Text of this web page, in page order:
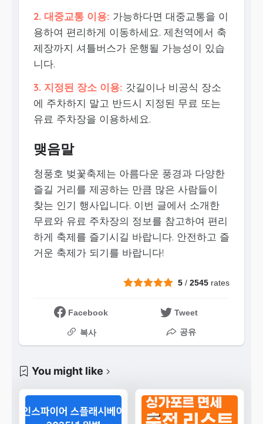
2. 대중교통 이용: 가능하다면 대중교통을 이
용하여 편리하게 이동하세요. 제천역에서 축
제장까지 셔틀버스가 운행될 가능성이 있습
니다.
3. 지정된 장소 이용: 갓길이나 비공식 장소
에 주차하지 말고 반드시 지정된 무료 또는
유료 주차장을 이용하세요.
맺음말
청풍호 벚꽃축제는 아름다운 풍경과 다양한
즐길 거리를 제공하는 만큼 많은 사람들이
찾는 인기 행사입니다. 이번 글에서 소개한
무료와 유료 주차장의 정보를 참고하여 편리
하게 축제를 즐기시길 바랍니다. 안전하고 즐
거운 축제가 되기를 바랍니다!
5 /2545 rates
Facebook Tweet
복사 공유
You might like